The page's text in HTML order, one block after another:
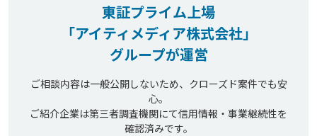
東証プライム上場
「アイティメディア株式会社」
グループが運営
ご相談内容は一般公開しないため、クローズド案件でも安
心。
ご紹介企業は第三者調査機関にて信用情報・事業継続性を
確認済みです。